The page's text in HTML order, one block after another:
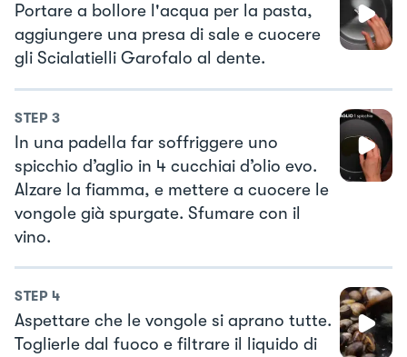
Portare a bollore l'acqua per la pasta,
aggiungere una presa di sale e cuocere
gli Scialatielli Garofalo al dente.
STEP 3
In una padella far soffriggere uno
spicchio d’aglio in 4 cucchiai d’olio evo.
Alzare la fiamma, e mettere a cuocere le
vongole già spurgate. Sfumare con il
vino.
STEP 4
Aspettare che le vongole si aprano tutte.
Toglierle dal fuoco e filtrare il liquido di